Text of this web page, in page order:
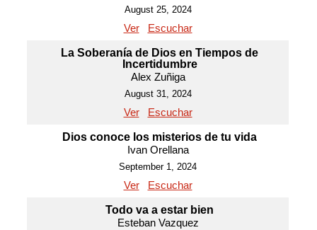
August 25, 2024
Ver Escuchar
La Soberanía de Dios en Tiempos de
Incertidumbre
Alex Zuñiga
August 31, 2024
Ver Escuchar
Dios conoce los misterios de tu vida
Ivan Orellana
September 1, 2024
Ver Escuchar
Todo va a estar bien
Esteban Vazquez